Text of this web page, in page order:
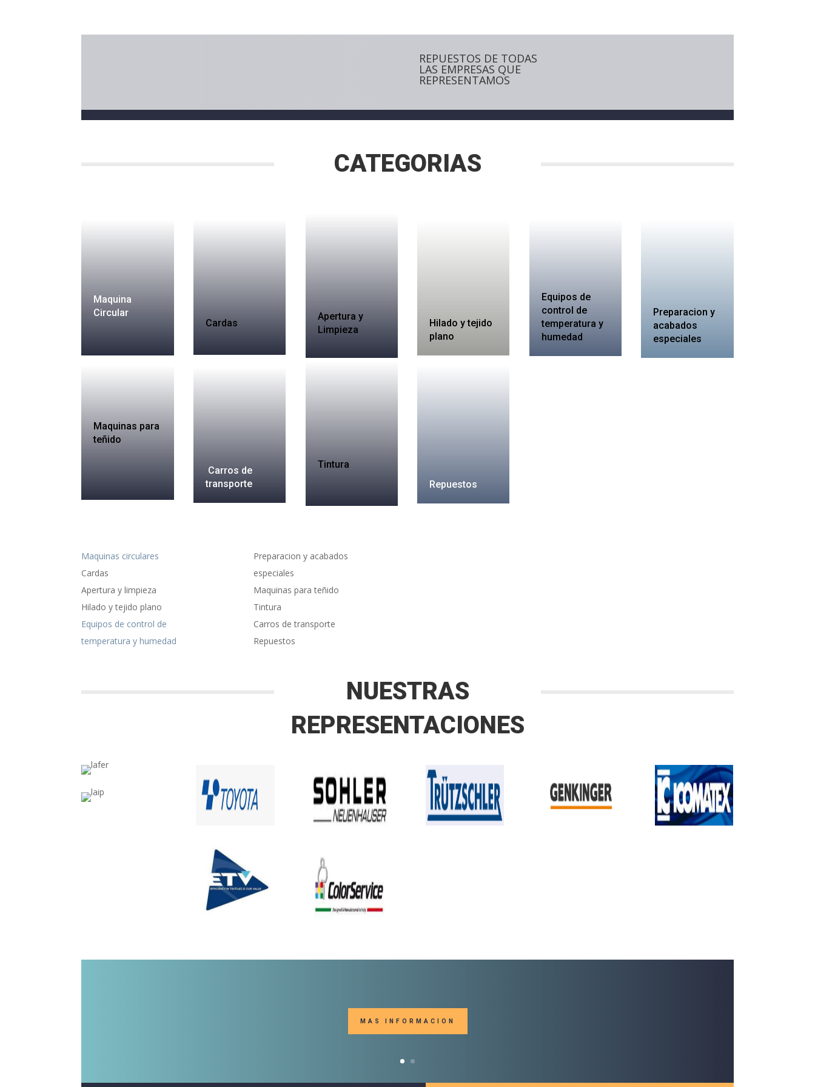
REPUESTOS DE TODAS
LAS EMPRESAS QUE
REPRESENTAMOS
CATEGORIAS
Maquina
Circular
Maquinas para
teñido
Cardas
Carros de
transporte
Apertura y
Limpieza
Tintura
Hilado y tejido
plano
Repuestos
Equipos de
control de
temperatura y
humedad
Preparacion y
acabados
especiales
Maquinas circulares
Cardas
Apertura y limpieza
Hilado y tejido plano
Equipos de control de
temperatura y humedad
Preparacion y acabados
especiales
Maquinas para teñido
Tintura
Carros de transporte
Repuestos
NUESTRAS
REPRESENTACIONES
MAS INFORMACION